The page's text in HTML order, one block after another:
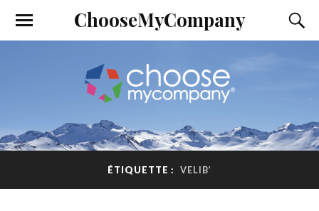
ChooseMyCompany
ÉTIQUETTE : VELIB’